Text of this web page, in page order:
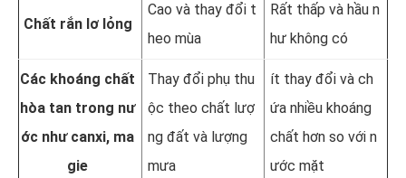
Chất rắn lơ lỏng
Cao và thay đổi t
heo mùa
Rất thấp và hầu n
hư không có
Các khoáng chất
hòa tan trong nư
ớc như canxi, ma
gie
Thay đổi phụ thu
ộc theo chất lượ
ng đất và lượng
mưa
ít thay đổi và ch
ứa nhiều khoáng
chất hơn so với n
ước mặt